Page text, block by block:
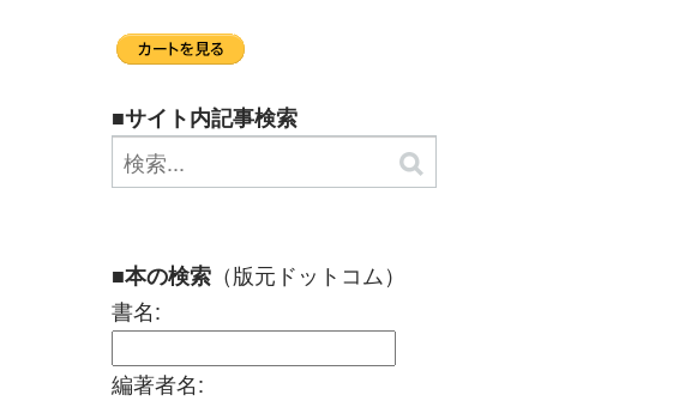
■サイト内記事検索
■本の検索（版元ドットコム）
書名:
編著者名: